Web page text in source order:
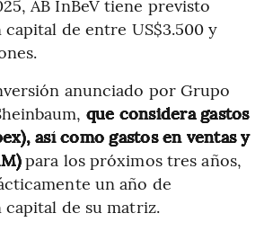
AB InBeV tiene previsto
de entre US$3.500 y
anunciado por Grupo
que considera gastos
así como gastos en ventas y
para los próximos tres años,
un año de
capital de su matriz.